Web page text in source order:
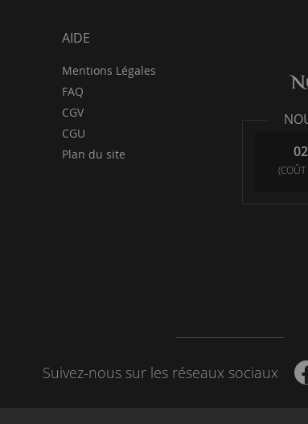
AIDE
Mentions Légales
FAQ
CGV
CGU
Plan du site
Suivez-nous sur les réseaux sociaux